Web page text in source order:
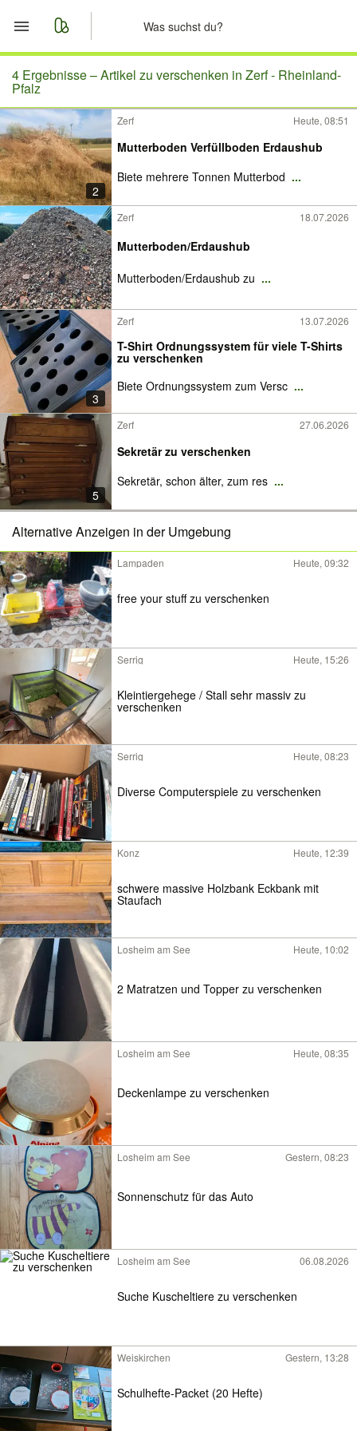
Start
Merkliste
Nachrichten
Anzeige aufgeben
4 Ergebnisse –Artikel zu verschenken in Zerf - Rheinland-
Pfalz
2
Zerf Heute, 08:51
Mutterboden Verfüllboden Erdaushub
Biete mehrere Tonnen Mutterbod ...
Zerf 18.07.2026
Mutterboden/Erdaushub
Mutterboden/Erdaushub zu ...
3
Zerf 13.07.2026
T-Shirt Ordnungssystem für viele T-Shirts
zu verschenken
Biete Ordnungssystem zum Versc ...
5
Zerf 27.06.2026
Sekretär zu verschenken
Sekretär, schon älter, zum res ...
Alternative Anzeigen in der Umgebung
Lampaden Heute, 09:32
free your stuff zu verschenken
Serrig Heute, 15:26
Kleintiergehege / Stall sehr massiv zu
verschenken
Serrig Heute, 08:23
Diverse Computerspiele zu verschenken
Konz Heute, 12:39
schwere massive Holzbank Eckbank mit
Staufach
Losheim am See Heute, 10:02
2 Matratzen und Topper zu verschenken
Losheim am See Heute, 08:35
Deckenlampe zu verschenken
Losheim am See Gestern, 08:23
Sonnenschutz für das Auto
Losheim am See 06.08.2026
Suche Kuscheltiere zu verschenken
Weiskirchen Gestern, 13:28
Schulhefte-Packet (20 Hefte)